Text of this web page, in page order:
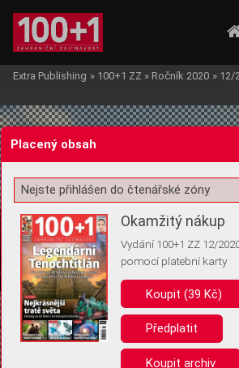
Žádost o souhlas s ukládáním
Pro základní fungování webu nepotřebujeme
(tzv. cookies apod.). Rádi bychom vás ale
uložením volitelných informací:
Anonymní unikátní ID
Extra Publishing » 100+1 ZZ » Ročník 2020 » 12/
Placený obsah
Nejste přihlášen do čtenářské zóny
Okamžitý nákup
Vydání 100+1 ZZ 12/
pomocí platební karty
Koupit (39 Kč)
Předplatit
Koupit archiv